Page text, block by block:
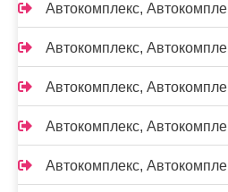
Автокомплекс,
Автокомплекс,
Автокомплекс,
Автокомплекс,
Автокомплекс,